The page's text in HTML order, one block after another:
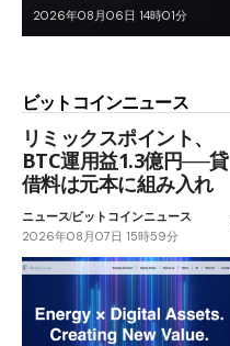
2026年08月06日 14時01分
ビットコインニュース
リミックスポイント、
BTC運用益1.3億円──貸
借料は元本に組み入れ
ニュースビットコインニュース
2026年08月07日 15時59分